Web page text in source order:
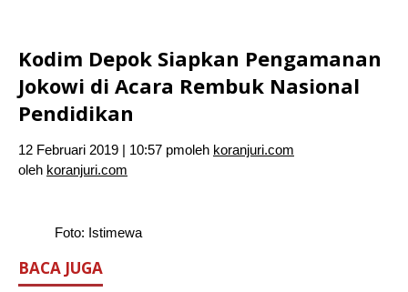
Kodim Depok Siapkan Pengamanan
Jokowi di Acara Rembuk Nasional
Pendidikan
12 Februari 2019 | 10:57 pmoleh koranjuri.com
oleh koranjuri.com
Foto: Istimewa
BACA JUGA